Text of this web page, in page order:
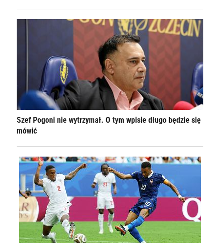
Szef Pogoni nie wytrzymał. O tym wpisie długo będzie się
mówić